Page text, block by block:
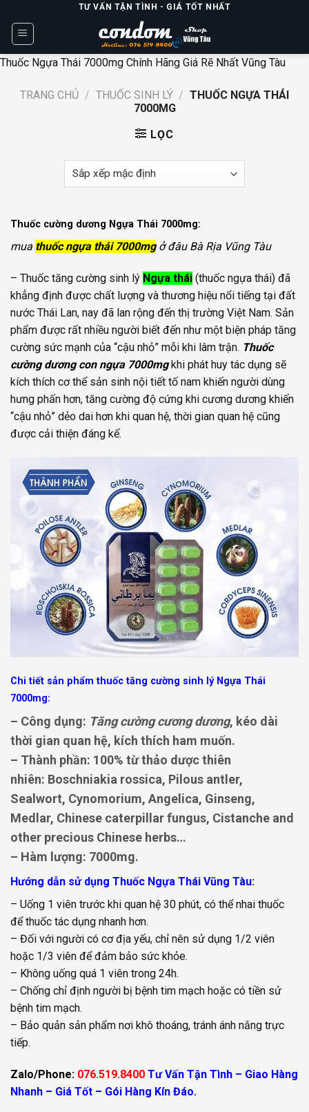
content
TƯ VẤN TẬN TÌNH - GIÁ TỐT NHẤT
Thuốc Ngựa Thái 7000mg Chính Hãng Giá Rẽ Nhất Vũng Tàu
TRANG CHỦ / THUỐC SINH LÝ / THUỐC NGỰA THÁI
7000MG
LỌC
Thuốc cường dương Ngựa Thái 7000mg:
mua thuốc ngựa thái 7000mgở đâu Bà Rịa Vũng Tàu
– Thuốc tăng cường sinh lý Ngựa thái (thuốc ngựa thái) đã
khẳng định được chất lượng và thương hiệu nổi tiếng tại đất
nước Thái Lan, nay đã lan rộng đến thị trường Việt Nam. Sản
phẩm được rất nhiều người biết đến như một biện pháp tăng
cường sức mạnh của “cậu nhỏ” mỗi khi lâm trận. Thuốc
cường dương con ngựa 7000mgkhi phát huy tác dụng sẽ
kích thích cơ thể sản sinh nội tiết tố nam khiến người dùng
hưng phấn hơn, tăng cường độ cứng khi cương dương khiến
“cậu nhỏ” dẻo dai hơn khi quan hệ, thời gian quan hệ cũng
được cải thiện đáng kể.
Chi tiết sản phẩm thuốc tăng cường sinh lý Ngựa Thái
7000mg:
– Công dụng: Tăng cường cương dương, kéo dài
thời gian quan hệ, kích thích ham muốn.
– Thành phần: 100% từ thảo dược thiên
nhiên: Boschniakia rossica, Pilous antler,
Sealwort, Cynomorium, Angelica, Ginseng,
Medlar, Chinese caterpillar fungus, Cistanche and
other precious Chinese herbs…
– Hàm lượng: 7000mg.
Hướng dẫn sử dụng Thuốc Ngựa Thái Vũng Tàu:
– Uống 1 viên trước khi quan hệ 30 phút, có thể nhai thuốc
để thuốc tác dụng nhanh hơn.
– Đối với người có cơ địa yếu, chỉ nên sử dụng 1/2 viên
hoặc 1/3 viên để đảm bảo sức khỏe.
– Không uống quá 1 viên trong 24h.
– Chống chỉ định người bị bệnh tim mạch hoặc có tiền sử
bệnh tim mạch.
– Bảo quản sản phẩm nơi khô thoáng, tránh ánh nắng trực
tiếp.
Zalo/Phone: 076.519.8400 Tư Vấn Tận Tình – Giao Hàng
Nhanh – Giá Tốt – Gói Hàng Kín Đáo.